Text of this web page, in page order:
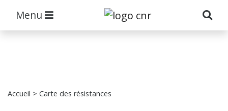
Menu
Accueil > Carte des résistances